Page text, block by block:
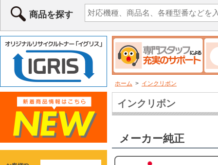
商品を探す
ホーム > インクリボン
インクリボン
メーカー純正